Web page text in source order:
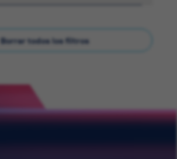
Borrar todos los filtros